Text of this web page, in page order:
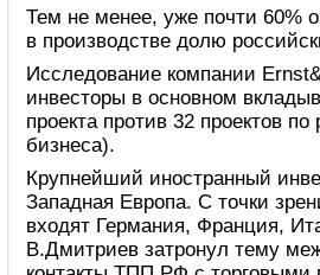
Тем не менее, уже почти 60%
в производстве долю
Исследование компании
инвесторы в основном
проекта против 32 проектов
бизнеса).
Крупнейший иностранный
Западная Европа. С точки
входят Германия, Франция,
В.Дмитриев затронул тему